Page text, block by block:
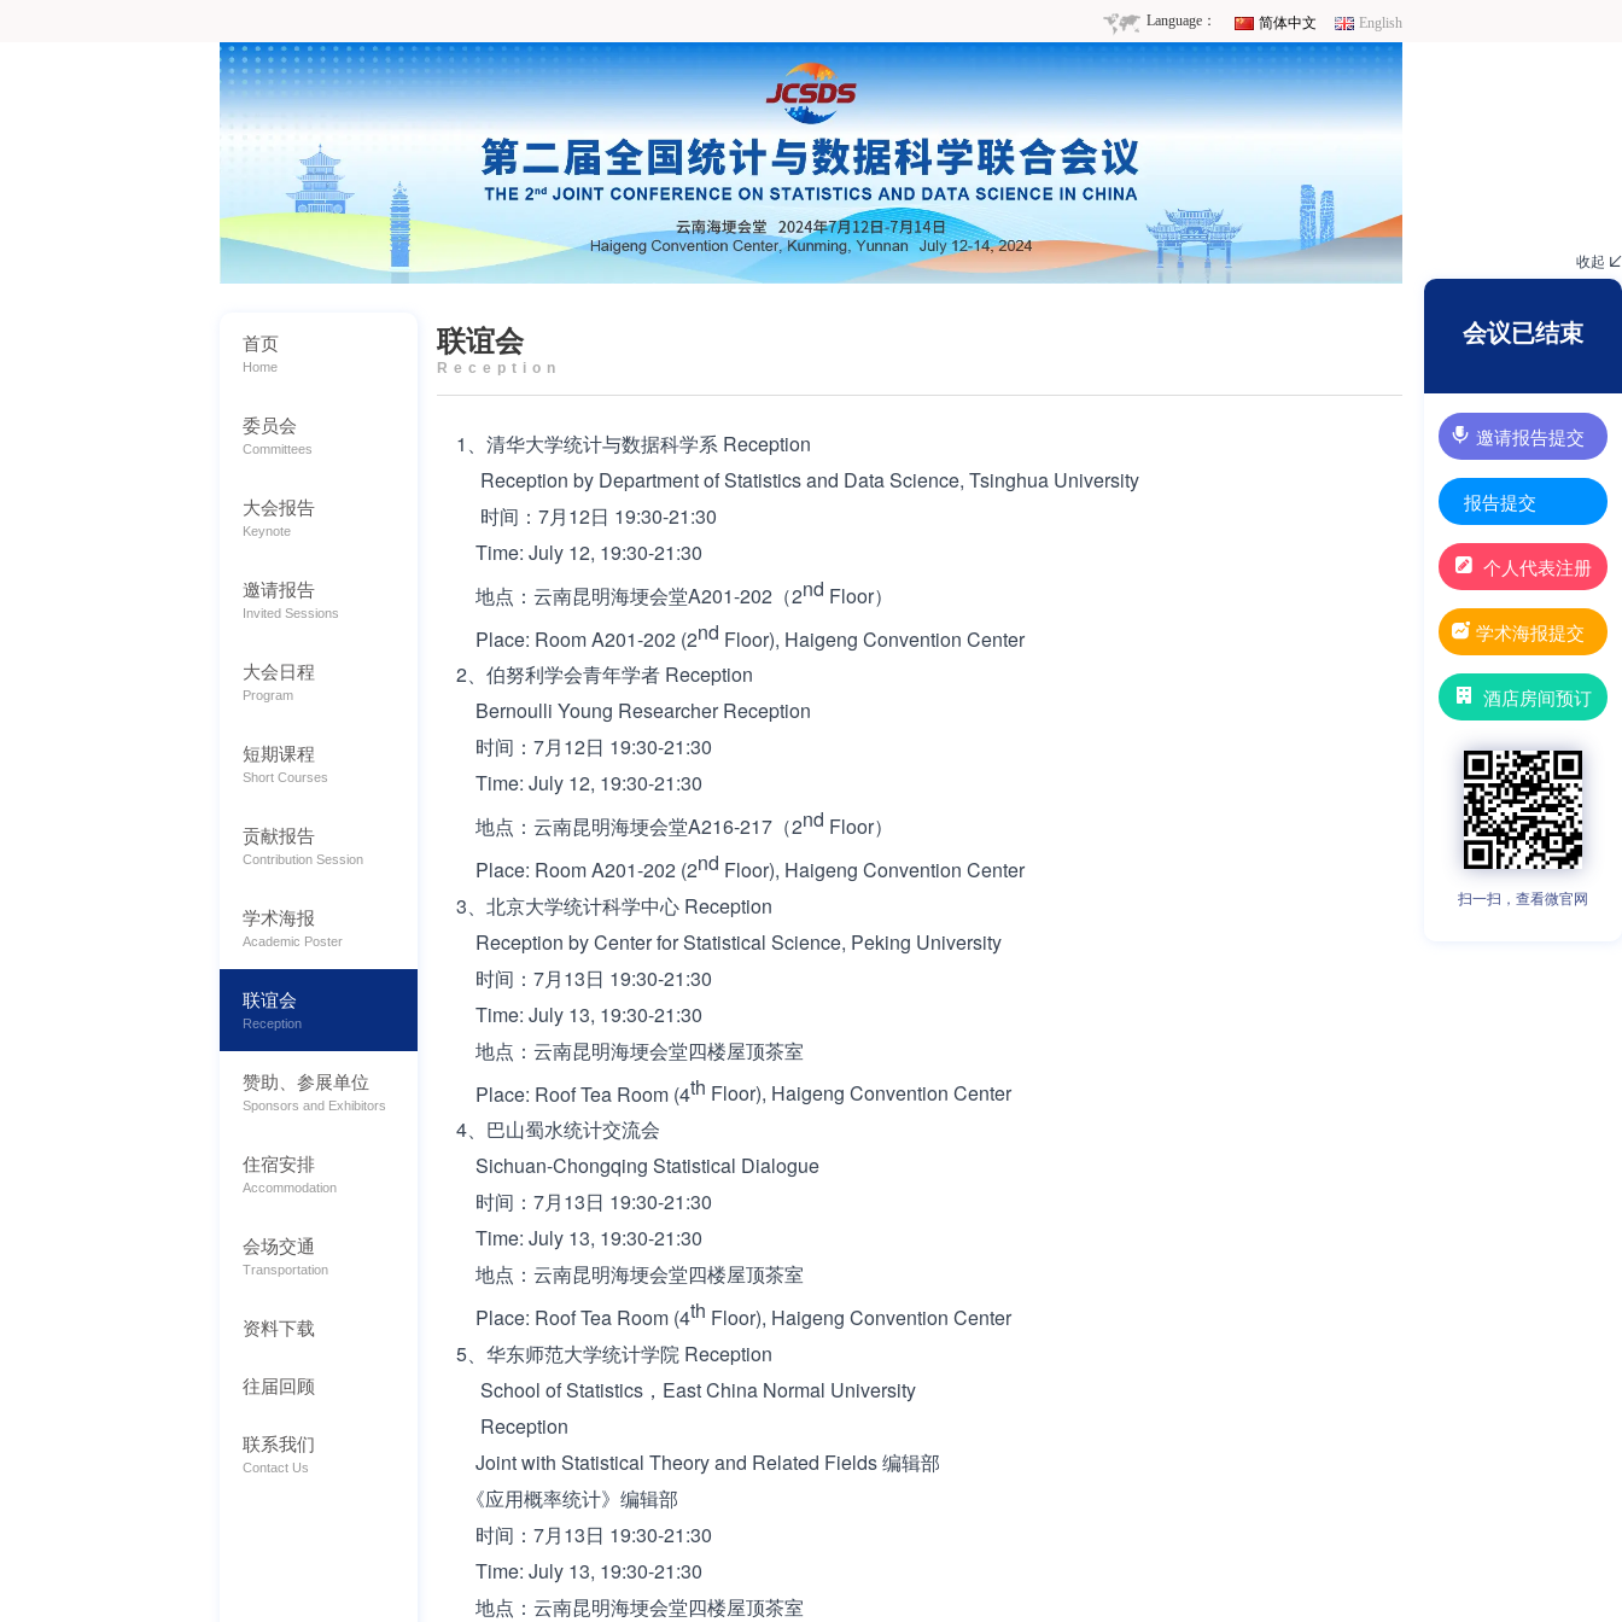
Language： 简体中文 English
首页
Home
委员会
Committees
大会报告
Keynote
邀请报告
Invited Sessions
大会日程
Program
短期课程
Short Courses
贡献报告
Contribution Session
学术海报
Academic Poster
联谊会
Reception
赞助、参展单位
Sponsors and Exhibitors
住宿安排
Accommodation
会场交通
Transportation
资料下载
往届回顾
联系我们
Contact Us
联谊会
Reception
1、清华大学统计与数据科学系 Reception
Reception by Department of Statistics and Data Science, Tsinghua University
时间：7月12日 19:30-21:30
Time: July 12, 19:30-21:30
地点：云南昆明海埂会堂A201-202（2nd Floor）
Place: Room A201-202 (2nd Floor), Haigeng Convention Center
2、伯努利学会青年学者 Reception
Bernoulli Young Researcher Reception
时间：7月12日 19:30-21:30
Time: July 12, 19:30-21:30
地点：云南昆明海埂会堂A216-217（2nd Floor）
Place: Room A201-202 (2nd Floor), Haigeng Convention Center
3、北京大学统计科学中心 Reception
Reception by Center for Statistical Science, Peking University
时间：7月13日 19:30-21:30
Time: July 13, 19:30-21:30
地点：云南昆明海埂会堂四楼屋顶茶室
Place: Roof Tea Room (4th Floor), Haigeng Convention Center
4、 巴山蜀水统计交流会
Sichuan-Chongqing Statistical Dialogue
时间：7月13日 19:30-21:30
Time: July 13, 19:30-21:30
地点：云南昆明海埂会堂四楼屋顶茶室
Place: Roof Tea Room (4th Floor), Haigeng Convention Center
5、华东师范大学统计学院 Reception
School of Statistics，East China Normal University
Reception
Joint with Statistical Theory and Related Fields 编辑部
《应用概率统计》编辑部
时间：7月13日 19:30-21:30
Time: July 13, 19:30-21:30
地点：云南昆明海埂会堂四楼屋顶茶室
收起 
会议已结束
邀请报告提交
报告提交
个人代表注册
学术海报提交
酒店房间预订
扫一扫，查看微官网